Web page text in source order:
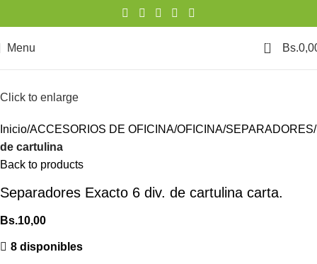
Menu 0 Bs.
Click to enlarge
Inicio ACCESORIOS DE OFICINA OFICINA SEPARADORES
de cartulina
Back to products
Separadores Exacto 6 div. de cartulina carta.
Bs.10,00
8 disponibles